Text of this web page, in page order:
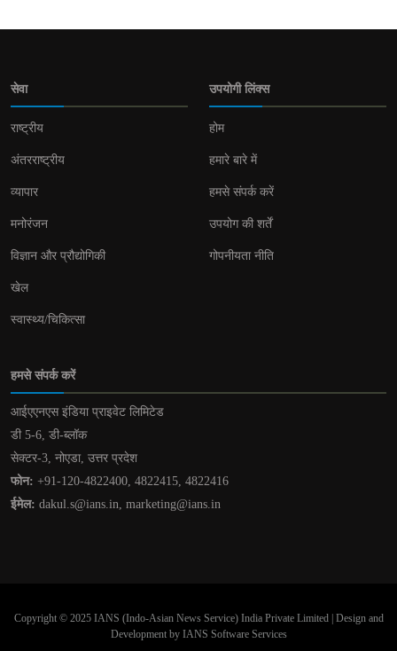
सेवा
राष्ट्रीय
अंतरराष्ट्रीय
व्यापार
मनोरंजन
विज्ञान और प्रौद्योगिकी
खेल
स्वास्थ्य/चिकित्सा
उपयोगी लिंक्स
होम
हमारे बारे में
हमसे संपर्क करें
उपयोग की शर्तें
गोपनीयता नीति
हमसे संपर्क करें
आईएएनएस इंडिया प्राइवेट लिमिटेड
डी 5-6, डी-ब्लॉक
सेक्टर-3, नोएडा, उत्तर प्रदेश
फोन: +91-120-4822400, 4822415, 4822416
ईमेल: dakul.s@ians.in, marketing@ians.in
Copyright © 2025 IANS (Indo-Asian News Service) India Private Limited | Design and
Development by IANS Software Services